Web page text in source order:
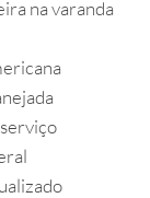
na varanda